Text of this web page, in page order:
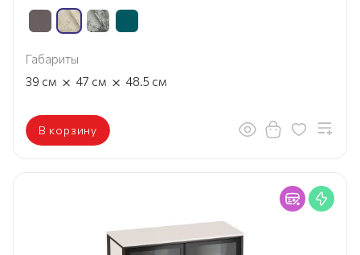
Габариты
39 см × 47 см × 48.5 см
В корзину